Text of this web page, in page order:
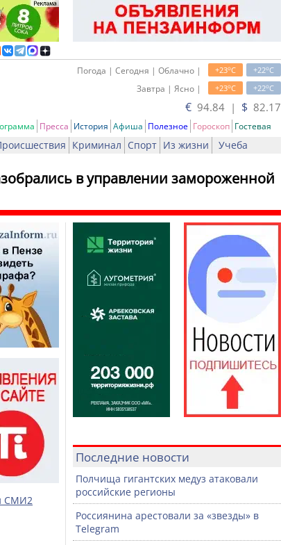
+22oC
+23oC
Погода | Сегодня | Облачно |
+22oC
+23oC
Завтра | Ясно |
€ 94.84 | $ 82.17
Пресса История Афиша Полезное Гороскоп Гостевая
Криминал Спорт Из жизни Учеба
в управлении замороженной
Печать
СМИ2
Последние новости
Полчища гигантских медуз атаковали
российские регионы
Россиянина арестовали за «звезды» в
Telegram